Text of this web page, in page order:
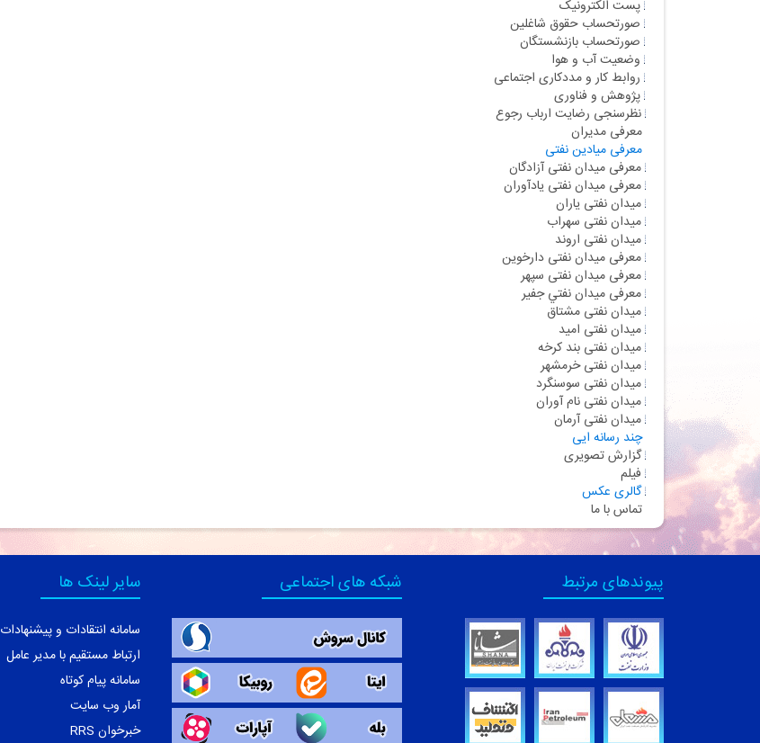
پست الکترونیک
صورتحساب حقوق شاغلین
صورتحساب بازنشستگان
وضعیت آب و هوا
روابط کار و مددکاری اجتماعی
پژوهش و فناوری
نظرسنجی رضایت ارباب رجوع
معرفی مديران
معرفی میادین نفتی
معرفی میدان نفتی آزادگان
معرفی میدان نفتی یادآوران
میدان نفتی یاران
میدان نفتی سهراب
میدان نفتی اروند
معرفی میدان نفتی دارخوین
معرفی میدان نفتی سپهر
معرفی میدان نفتي جفير
میدان نفتی مشتاق
میدان نفتی اميد
میدان نفتی بند كرخه
میدان نفتی خرمشهر
میدان نفتی سوسنگرد
میدان نفتی نام آوران
میدان نفتی آرمان
چند رسانه ایی
گزارش تصویری
فیلم
گالری عکس
تماس با ما
پیوندهای مرتبط شبکه های اجتماعی سایر لینک ها
سامانه انتقادات و پیشنهادات
ارتباط مستقیم با مدیر عامل
سامانه پیام کوتاه
آمار وب سایت
خبرخوان RRS